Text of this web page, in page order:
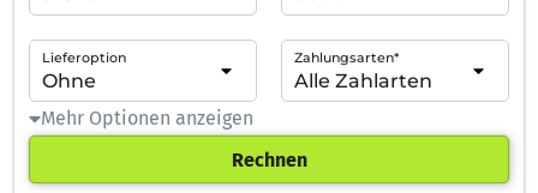
Lieferoption Zahlungsarten*
Mehr Optionen anzeigen
Rechnen